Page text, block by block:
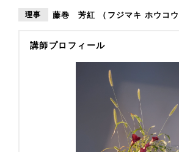
理事 藤巻 芳紅 （フジマキ ホウコウ
講師プロフィール